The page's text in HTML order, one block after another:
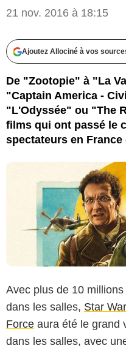
21 nov. 2016 à 18:15
Ajoutez Allociné à vos
De "Zootopie" à "La
"Captain America -
"L'Odyssée" ou "The
films qui ont passé le
spectateurs en France
Avec plus de 10
dans les salles, Star
Force aura été le grand
dans les salles, avec